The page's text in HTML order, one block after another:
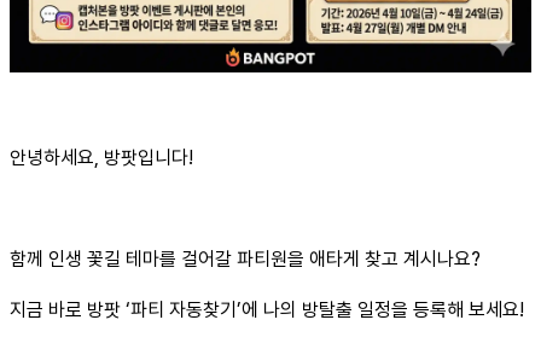
안녕하세요, 방팟입니다!
함께 인생 꽃길 테마를 걸어갈 파티원을 애타게 찾고 계시나요?
지금 바로 방팟 ‘파티 자동찾기’에 나의 방탈출 일정을 등록해 보세요!